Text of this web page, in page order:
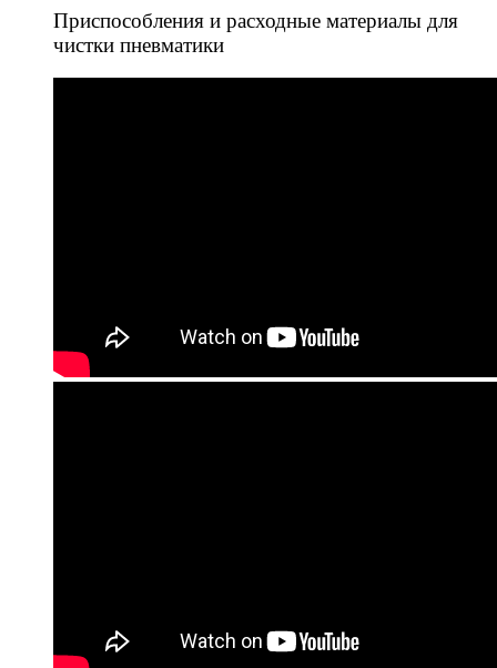
Приспособления и расходные материалы для
чистки пневматики